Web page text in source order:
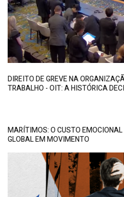
DIREITO DE GREVE NA
TRABALHO - OIT: A HISTÓRICA
MARÍTIMOS: O CUSTO
GLOBAL EM MOVIMENTO